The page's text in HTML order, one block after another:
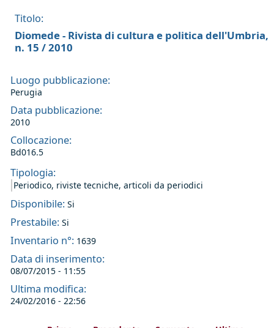
Titolo:
Diomede - Rivista di cultura e politica dell'Umbria,
n. 15 / 2010
Luogo pubblicazione:
Perugia
Data pubblicazione:
2010
Collocazione:
Bd016.5
Tipologia:
Periodico, riviste tecniche, articoli da periodici
Disponibile: Si
Prestabile: Si
Inventario n°: 1639
Data di inserimento:
08/07/2015 - 11:55
Ultima modifica:
24/02/2016 - 22:56